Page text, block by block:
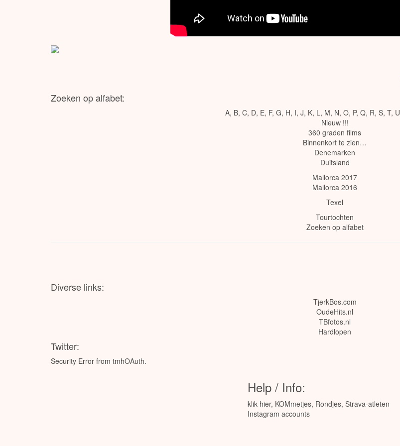
Zoeken op alfabet:
A, B, C, D, E, F, G, H, I, J, K, L, M, N, O, P, Q, R, S, T, U
Nieuw !!!
360 graden films
Binnenkort te zien…
Denemarken
Duitsland
Mallorca 2017
Mallorca 2016
Texel
Tourtochten
Zoeken op alfabet
Diverse links:
TjerkBos.com
OudeHits.nl
TBfotos.nl
Hardlopen
Twitter:
Security Error from tmhOAuth.
Help / Info:
klik hier, KOMmetjes, Rondjes, Strava-atleten
Instagram accounts